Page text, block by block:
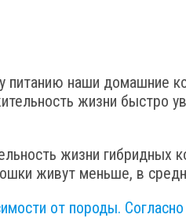
питанию наши домашние
жизни быстро
жизни
живут меньше, в
от породы.